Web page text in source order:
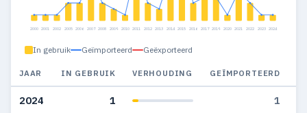
2000 2001 2002 2005 2006 2007 2008 2009 2010 2011 2012 2013 2014 2015 2016 2017 2019 2020 2021 2022 2023 2024
In gebruik Geïmporteerd Geëxporteerd
JAAR IN GEBRUIK VERHOUDING GEÏMPORTEERD
2024 1 1